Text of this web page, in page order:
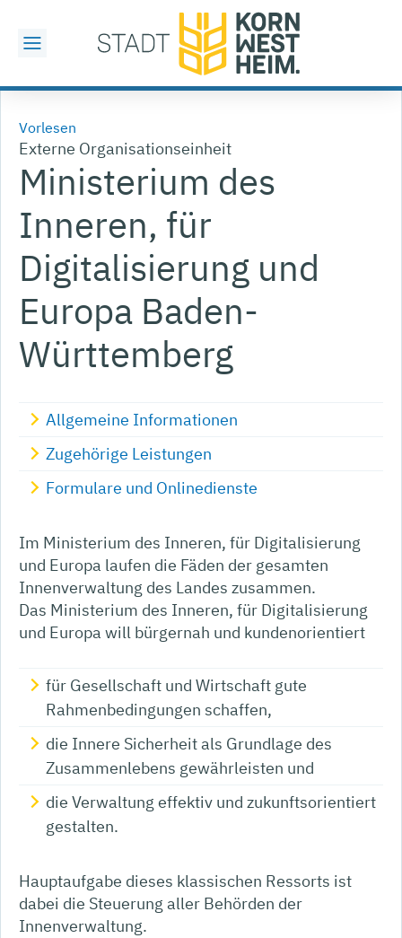
Vorlesen
Externe Organisationseinheit
Ministerium des
Inneren, für
Digitalisierung und
Europa Baden-
Württemberg
Allgemeine Informationen
Zugehörige Leistungen
Formulare und Onlinedienste
Im Ministerium des Inneren, für Digitalisierung
und Europa laufen die Fäden der gesamten
Innenverwaltung des Landes zusammen.
Das Ministerium des Inneren, für Digitalisierung
und Europa will bürgernah und kundenorientiert
für Gesellschaft und Wirtschaft gute
Rahmenbedingungen schaffen,
die Innere Sicherheit als Grundlage des
Zusammenlebens gewährleisten und
die Verwaltung effektiv und zukunftsorientiert
gestalten.
Hauptaufgabe dieses klassischen Ressorts ist
dabei die Steuerung aller Behörden der
Innenverwaltung.